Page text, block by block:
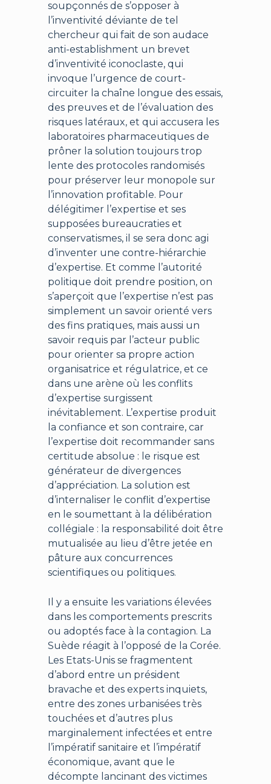
soupçonnés de s’opposer à
l’inventivité déviante de tel
chercheur qui fait de son audace
anti-establishment un brevet
d’inventivité iconoclaste, qui
invoque l’urgence de court-
circuiter la chaîne longue des essais,
des preuves et de l’évaluation des
risques latéraux, et qui accusera les
laboratoires pharmaceutiques de
prôner la solution toujours trop
lente des protocoles randomisés
pour préserver leur monopole sur
l’innovation profitable. Pour
délégitimer l’expertise et ses
supposées bureaucraties et
conservatismes, il se sera donc agi
d’inventer une contre-hiérarchie
d’expertise. Et comme l’autorité
politique doit prendre position, on
s’aperçoit que l’expertise n’est pas
simplement un savoir orienté vers
des fins pratiques, mais aussi un
savoir requis par l’acteur public
pour orienter sa propre action
organisatrice et régulatrice, et ce
dans une arène où les conflits
d’expertise surgissent
inévitablement. L’expertise produit
la confiance et son contraire, car
l’expertise doit recommander sans
certitude absolue : le risque est
générateur de divergences
d’appréciation. La solution est
d’internaliser le conflit d’expertise
en le soumettant à la délibération
collégiale : la responsabilité doit être
mutualisée au lieu d’être jetée en
pâture aux concurrences
scientifiques ou politiques.
Il y a ensuite les variations élevées
dans les comportements prescrits
ou adoptés face à la contagion. La
Suède réagit à l’opposé de la Corée.
Les Etats-Unis se fragmentent
d’abord entre un président
bravache et des experts inquiets,
entre des zones urbanisées très
touchées et d’autres plus
marginalement infectées et entre
l’impératif sanitaire et l’impératif
économique, avant que le
décompte lancinant des victimes